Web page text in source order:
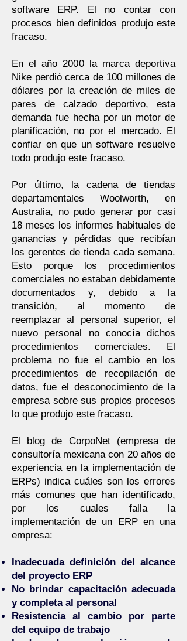
software ERP. El no contar con
procesos bien definidos produjo este
fracaso.
En el año 2000 la marca deportiva
Nike perdió cerca de 100 millones de
dólares por la creación de miles de
pares de calzado deportivo, esta
demanda fue hecha por un motor de
planificación, no por el mercado. El
confiar en que un software resuelve
todo produjo este fracaso.
Por último, la cadena de tiendas
departamentales Woolworth, en
Australia, no pudo generar por casi
18 meses los informes habituales de
ganancias y pérdidas que recibían
los gerentes de tienda cada semana.
Esto porque los procedimientos
comerciales no estaban debidamente
documentados y, debido a la
transición, al momento de
reemplazar al personal superior, el
nuevo personal no conocía dichos
procedimientos comerciales. El
problema no fue el cambio en los
procedimientos de recopilación de
datos, fue el desconocimiento de la
empresa sobre sus propios procesos
lo que produjo este fracaso.
El blog de CorpoNet (empresa de
consultoría mexicana con 20 años de
experiencia en la implementación de
ERPs) indica cuáles son los errores
más comunes que han identificado,
por los cuales falla la
implementación de un ERP en una
empresa:
Inadecuada definición del alcance
del proyecto ERP
No brindar capacitación adecuada
y completa al personal
Resistencia al cambio por parte
del equipo de trabajo